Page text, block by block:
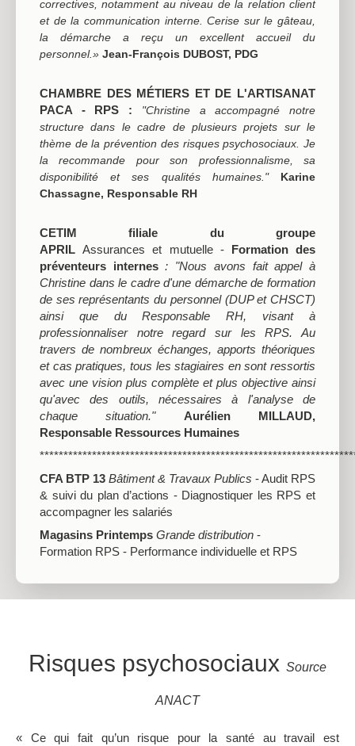
correctives, notamment au niveau de la relation client
et de la communication interne. Cerise sur le gâteau,
la démarche a reçu un excellent accueil du
personnel.» Jean-François DUBOST, PDG
CHAMBRE DES MÉTIERS ET DE L'ARTISANAT
PACA - RPS :
"Christine a accompagné notre
structure dans le cadre de plusieurs projets sur le
thème de la prévention des risques psychosociaux. Je
la recommande pour son professionnalisme, sa
disponibilité et ses qualités humaines." Karine
Chassagne, Responsable RH
CETIM
filiale du groupe
APRILAssurances et mutuelle - Formation des
préventeurs internes : "Nous avons fait appel à
Christine dans le cadre d'une démarche de formation
de ses représentants du personnel (DUP et CHSCT)
ainsi que du Responsable RH, visant à
professionnaliser notre regard sur les RPS. Au
travers de nombreux échanges, apports théoriques
et cas pratiques, tous les stagiaires en sont ressortis
avec une vision plus complète et plus objective ainsi
qu'avec des outils, nécessaires à l'analyse de
chaque situation." Aurélien MILLAUD,
Responsable Ressources Humaines
CFA BTP 13 Bâtiment & Travaux Publics - Audit RPS
& suivi du plan d’actions - Diagnostiquer les RPS et
accompagner les salariés
Magasins Printemps Grande distribution -
Formation RPS - Performance individuelle et RPS
Risques psychosociaux Source
ANACT
« Ce qui fait qu’un risque pour la santé au travail est